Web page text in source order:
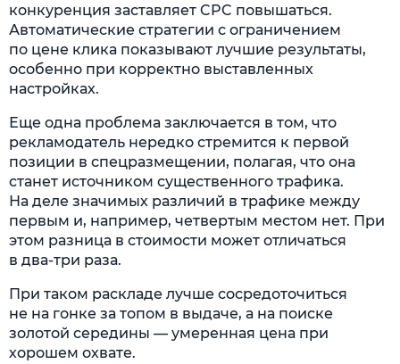
конкуренция заставляет CPC повышаться.
Автоматические стратегии с ограничением
по цене клика показывают лучшие результаты,
особенно при корректно выставленных
настройках.
Еще одна проблема заключается в том, что
рекламодатель нередко стремится к первой
позиции в спецразмещении, полагая, что она
станет источником существенного трафика.
На деле значимых различий в трафике между
первым и, например, четвертым местом нет. При
этом разница в стоимости может отличаться
в два-три раза.
При таком раскладе лучше сосредоточиться
не на гонке за топом в выдаче, а на поиске
золотой середины — умеренная цена при
хорошем охвате.